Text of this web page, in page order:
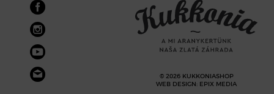
© 2026 KUKKONIASHOP
WEB DESIGN: EPIX MEDIA